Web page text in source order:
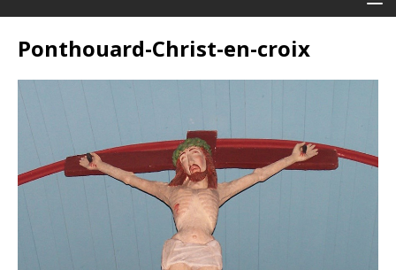
Ponthouard-Christ-en-croix